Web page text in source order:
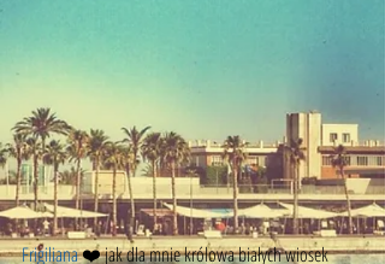
Frigiliana ❤️ jak dla mnie królowa białych wiosek